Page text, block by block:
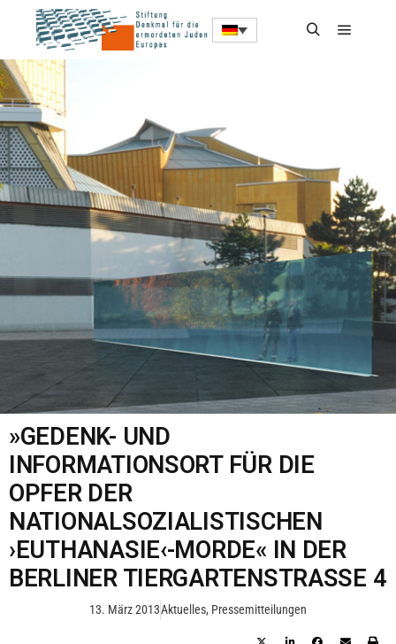
»GEDENK- UND
INFORMATIONSORT FÜR DIE
OPFER DER
NATIONALSOZIALISTISCHEN
›EUTHANASIE‹-MORDE« IN DER
BERLINER TIERGARTENSTRASSE 4
13. März 2013Aktuelles, Pressemitteilungen